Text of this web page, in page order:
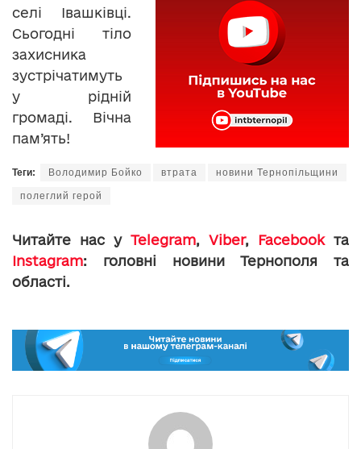
селі Івашківці.
Сьогодні тіло
захисника
зустрічатимуть
у рідній
громаді. Вічна
пам’ять!
Теги: Володимир Бойко втрата новини Тернопільщини
полеглий герой
Читайте нас у Telegram, Viber, Facebookта
Instagram: головні новини Тернополя та
області.